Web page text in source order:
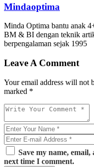
Mindaoptima
Minda Optima bantu anak
BM & BI dengan teknik
berpengalaman sejak 1995
Leave A Comment
Your email address will not
marked *
Save my name,
next time I comment.